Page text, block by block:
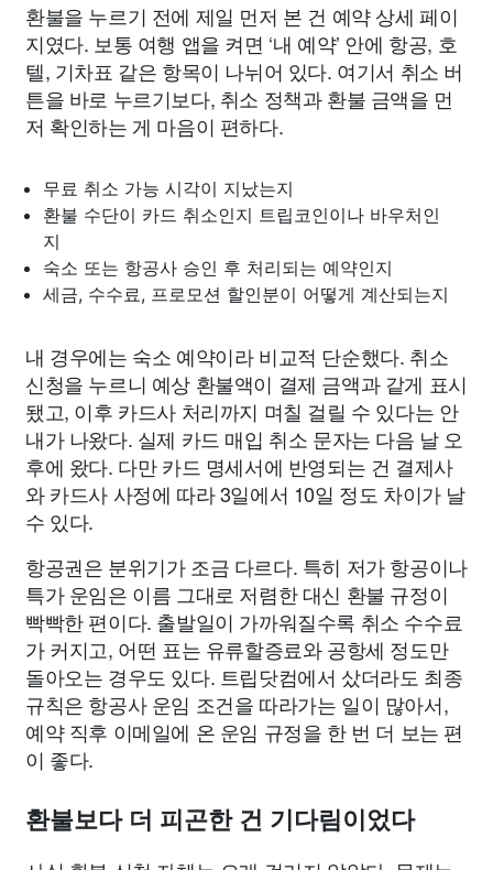
환불을 누르기 전에 제일 먼저 본 건 예약 상세 페이
지였다. 보통 여행 앱을 켜면 ‘내 예약’ 안에 항공, 호
텔, 기차표 같은 항목이 나뉘어 있다. 여기서 취소 버
튼을 바로 누르기보다, 취소 정책과 환불 금액을 먼
저 확인하는 게 마음이 편하다.
무료 취소 가능 시각이 지났는지
환불 수단이 카드 취소인지 트립코인이나 바우처인
지
숙소 또는 항공사 승인 후 처리되는 예약인지
세금, 수수료, 프로모션 할인분이 어떻게 계산되는지
내 경우에는 숙소 예약이라 비교적 단순했다. 취소
신청을 누르니 예상 환불액이 결제 금액과 같게 표시
됐고, 이후 카드사 처리까지 며칠 걸릴 수 있다는 안
내가 나왔다. 실제 카드 매입 취소 문자는 다음 날 오
후에 왔다. 다만 카드 명세서에 반영되는 건 결제사
와 카드사 사정에 따라 3일에서 10일 정도 차이가 날
수 있다.
항공권은 분위기가 조금 다르다. 특히 저가 항공이나
특가 운임은 이름 그대로 저렴한 대신 환불 규정이
빡빡한 편이다. 출발일이 가까워질수록 취소 수수료
가 커지고, 어떤 표는 유류할증료와 공항세 정도만
돌아오는 경우도 있다. 트립닷컴에서 샀더라도 최종
규칙은 항공사 운임 조건을 따라가는 일이 많아서,
예약 직후 이메일에 온 운임 규정을 한 번 더 보는 편
이 좋다.
환불보다 더 피곤한 건 기다림이었다